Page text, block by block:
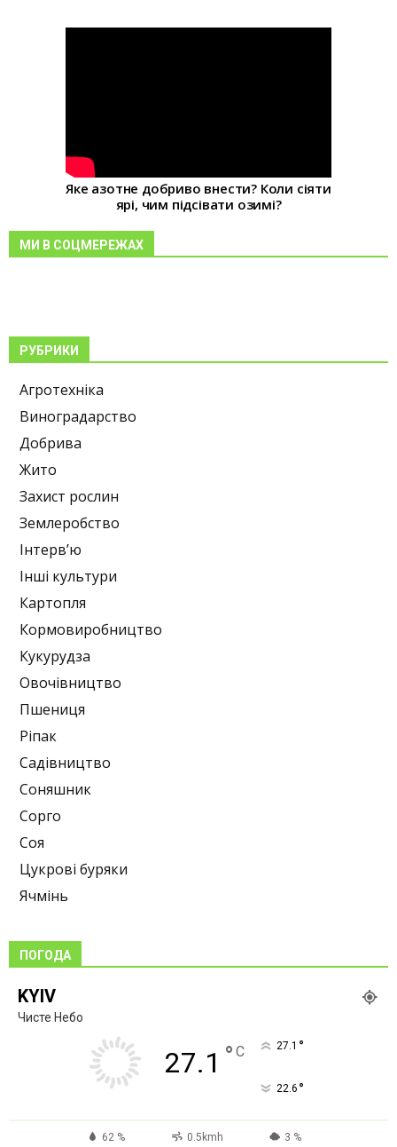
Яке азотне добриво внести? Коли сіяти
ярі, чим підсівати озимі?
МИ В СОЦМЕРЕЖАХ
РУБРИКИ
Агротехніка
Виноградарство
Добрива
Жито
Захист рослин
Землеробство
Інтерв’ю
Інші культури
Картопля
Кормовиробництво
Кукурудза
Овочівництво
Пшениця
Ріпак
Садівництво
Соняшник
Сорго
Соя
Цукрові буряки
Ячмінь
ПОГОДА
KYIV
Чисте Небо
27.1 ° C 27.1 °
22.6 °
62 % 0.5kmh 3 %